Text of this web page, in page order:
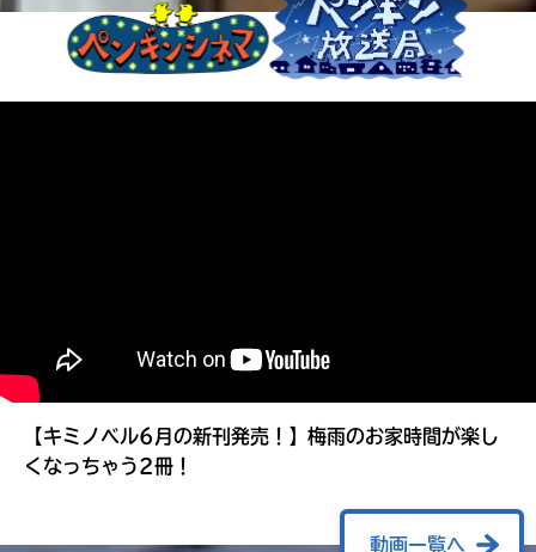
【キミノベル6月の新刊発売！】梅雨のお家時間が楽し
くなっちゃう2冊！
動画一覧へ
て
ね
る